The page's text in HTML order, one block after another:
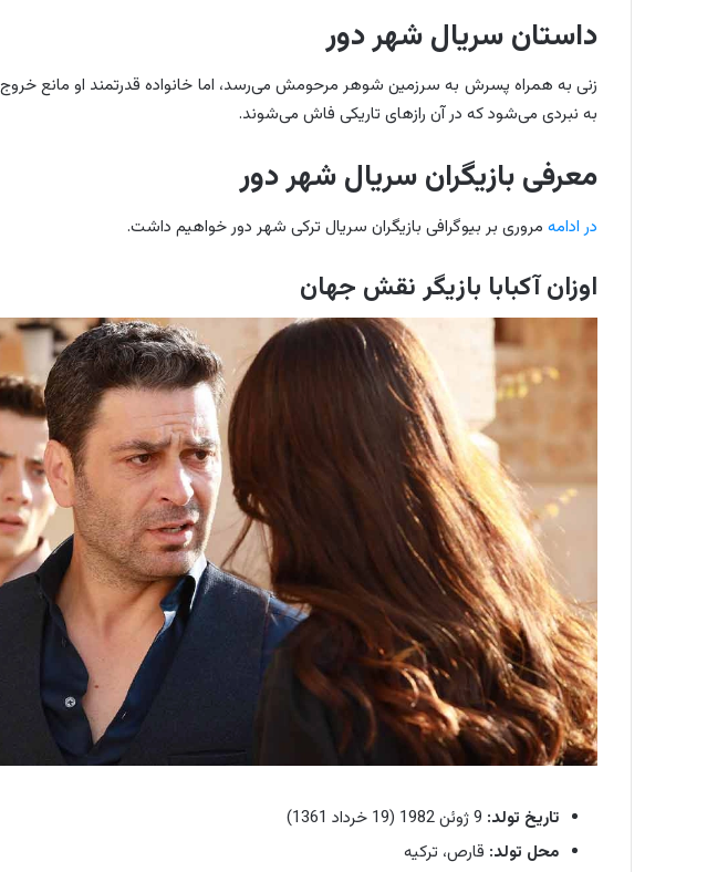
داستان سریال شهر دور
زنی به همراه پسرش به سرزمین شوهر مرحومش می‌رسد، اما خانواده قدرتمند او مانع
به نبردی می‌شود که در آن رازهای تاریکی فاش می‌شوند.
معرفی بازیگران سریال شهر دور
در ادامه مروری بر بیوگرافی بازیگران سریال ترکی شهر دور خواهیم داشت.
اوزان آکبابا بازیگر نقش جهان
تاریخ تولد:
محل تولد: قارص، ترکیه